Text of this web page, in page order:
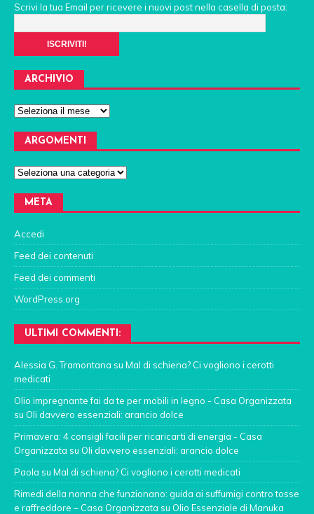
Scrivi la tua Email per ricevere i nuovi post nella casella di posta:
ARCHIVIO
ARGOMENTI
META
Accedi
Feed dei contenuti
Feed dei commenti
WordPress.org
ULTIMI COMMENTI:
Alessia G. Tramontana su Mal di schiena? Ci vogliono i cerotti
medicati
Olio impregnante fai da te per mobili in legno - Casa Organizzata
su Oli davvero essenziali: arancio dolce
Primavera: 4 consigli facili per ricaricarti di energia - Casa
Organizzata su Oli davvero essenziali: arancio dolce
Paola su Mal di schiena? Ci vogliono i cerotti medicati
Rimedi della nonna che funzionano: guida ai suffumigi contro tosse
e raffreddore – Casa Organizzata su Olio Essenziale di Manuka